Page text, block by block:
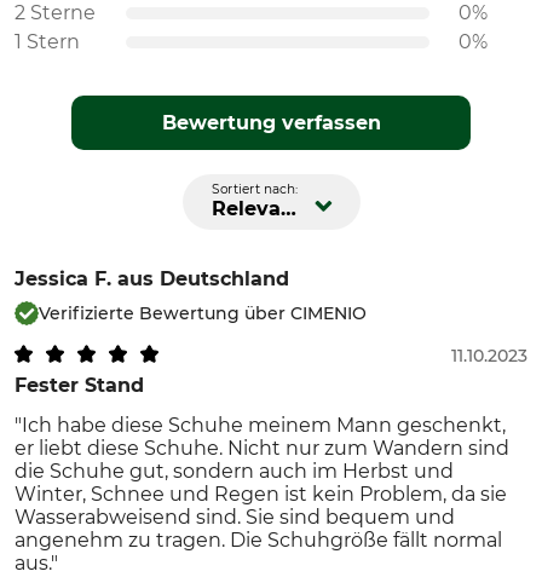
2 Sterne
0%
1 Stern
0%
Bewertung verfassen
Sortiert nach:
Relevanz
Jessica F. aus Deutschland
Verifizierte Bewertung über CIMENIO
Fester Stand
11.10.2023
"Ich habe diese Schuhe meinem Mann geschenkt,
er liebt diese Schuhe. Nicht nur zum Wandern sind
die Schuhe gut, sondern auch im Herbst und
Winter, Schnee und Regen ist kein Problem, da sie
Wasserabweisend sind. Sie sind bequem und
angenehm zu tragen. Die Schuhgröße fällt normal
aus."